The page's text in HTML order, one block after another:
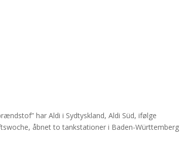
har Aldi i Sydtyskland, Aldi Süd, ifølge
åbnet to tankstationer i Baden-Württemberg